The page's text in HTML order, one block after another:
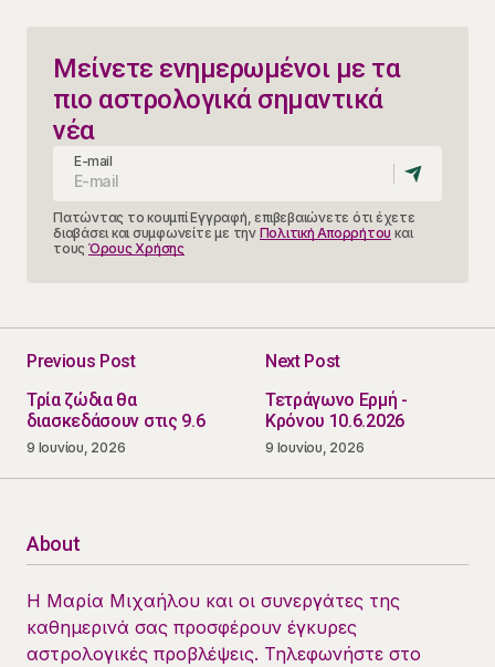
Μείνετε ενημερωμένοι με τα
πιο αστρολογικά σημαντικά
νέα
E-mail
Πατώντας το κουμπί Εγγραφή, επιβεβαιώνετε ότι έχετε
διαβάσει και συμφωνείτε με την Πολιτική Απορρήτου και
τους Όρους Χρήσης
Previous Post
Τρία ζώδια θα
διασκεδάσουν στις 9.6
9 Ιουνίου, 2026
Next Post
Τετράγωνο Ερμή -
Κρόνου 10.6.2026
9 Ιουνίου, 2026
About
Η Μαρία Μιχαήλου και οι συνεργάτες της
καθημερινά σας προσφέρουν έγκυρες
αστρολογικές προβλέψεις. Τηλεφωνήστε στο